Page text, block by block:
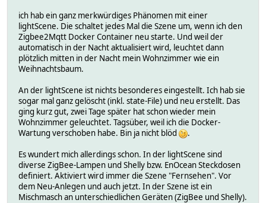
ich hab ein ganz merkwürdiges Phänomen mit einer
lightScene. Die schaltet jedes Mal die Szene um, wenn ich den
Zigbee2Mqtt Docker Container neu starte. Und weil der
automatisch in der Nacht aktualisiert wird, leuchtet dann
plötzlich mitten in der Nacht mein Wohnzimmer wie ein
Weihnachtsbaum.
An der lightScene ist nichts besonderes eingestellt. Ich hab sie
sogar mal ganz gelöscht (inkl. state-File) und neu erstellt. Das
ging kurz gut, zwei Tage später hat schon wieder mein
Wohnzimmer geleuchtet. Tagsüber, weil ich die Docker-
Wartung verschoben habe. Bin ja nicht blöd
.
Es wundert mich allerdings schon. In der lightScene sind
diverse ZigBee-Lampen und Shelly bzw. EnOcean Steckdosen
definiert. Aktiviert wird immer die Szene "Fernsehen". Vor
dem Neu-Anlegen und auch jetzt. In der Szene ist ein
Mischmasch an unterschiedlichen Geräten (ZigBee und Shelly).